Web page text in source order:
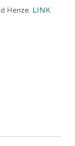
Henze. LINK